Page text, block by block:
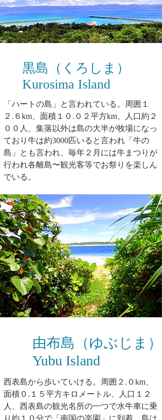
黒島（くろしま）
Kurosima Island
「ハートの島」と言われている。周囲１
２.６km、面積１０.０２平方km、人口約２
００人、集落以外は島の大半が牧場になっ
ており牛は約3000匹いると言われ「牛の
島」とも言われ、毎年２月には牛まつりが
行われ各離島〜観光客等でお祭りを楽しん
でいる。
由布島（ゆぶじま）
Yubu Island
西表島から歩いていける。周囲２.０km、
面積０.１５平方キロメートル、人口１２
人、西表島の観光名所の一つで水牛車に乗
り約１０分で「南国の楽園」に到着、島は